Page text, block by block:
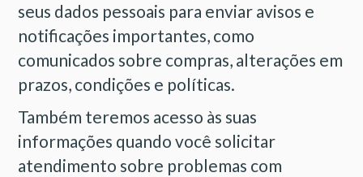
seus dados pessoais para enviar avisos e
notificações importantes, como
comunicados sobre compras, alterações em
prazos, condições e políticas.
Também teremos acesso às suas
informações quando você solicitar
atendimento sobre problemas com